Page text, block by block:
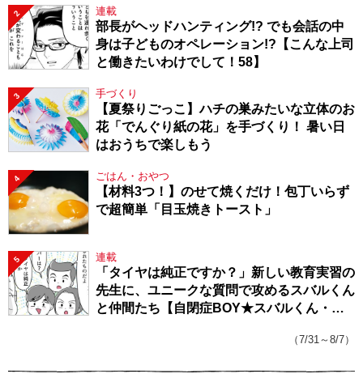
2 連載
部長がヘッドハンティング!? でも会話の中
身は子どものオペレーション!?【こんな上司
と働きたいわけでして！58】
3 手づくり
【夏祭りごっこ】ハチの巣みたいな立体のお
花「でんぐり紙の花」を手づくり！ 暑い日
はおうちで楽しもう
4 ごはん・おやつ
【材料3つ！】のせて焼くだけ！包丁いらず
で超簡単「目玉焼きトースト」
5 連載
「タイヤは純正ですか？」新しい教育実習の
先生に、ユニークな質問で攻めるスバルくん
と仲間たち【自閉症BOY★スバルくん・
（7/31～8/7）